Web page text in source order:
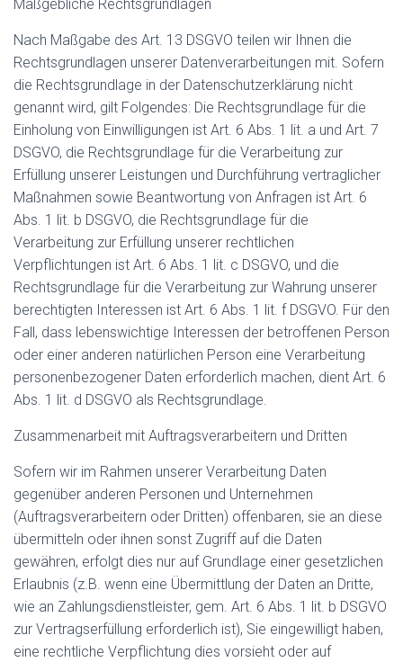
Maßgebliche Rechtsgrundlagen
Nach Maßgabe des Art. 13 DSGVO teilen wir Ihnen die
Rechtsgrundlagen unserer Datenverarbeitungen mit. Sofern
die Rechtsgrundlage in der Datenschutzerklärung nicht
genannt wird, gilt Folgendes: Die Rechtsgrundlage für die
Einholung von Einwilligungen ist Art. 6 Abs. 1 lit. a und Art. 7
DSGVO, die Rechtsgrundlage für die Verarbeitung zur
Erfüllung unserer Leistungen und Durchführung vertraglicher
Maßnahmen sowie Beantwortung von Anfragen ist Art. 6
Abs. 1 lit. b DSGVO, die Rechtsgrundlage für die
Verarbeitung zur Erfüllung unserer rechtlichen
Verpflichtungen ist Art. 6 Abs. 1 lit. c DSGVO, und die
Rechtsgrundlage für die Verarbeitung zur Wahrung unserer
berechtigten Interessen ist Art. 6 Abs. 1 lit. f DSGVO. Für den
Fall, dass lebenswichtige Interessen der betroffenen Person
oder einer anderen natürlichen Person eine Verarbeitung
personenbezogener Daten erforderlich machen, dient Art. 6
Abs. 1 lit. d DSGVO als Rechtsgrundlage.
Zusammenarbeit mit Auftragsverarbeitern und Dritten
Sofern wir im Rahmen unserer Verarbeitung Daten
gegenüber anderen Personen und Unternehmen
(Auftragsverarbeitern oder Dritten) offenbaren, sie an diese
übermitteln oder ihnen sonst Zugriff auf die Daten
gewähren, erfolgt dies nur auf Grundlage einer gesetzlichen
Erlaubnis (z.B. wenn eine Übermittlung der Daten an Dritte,
wie an Zahlungsdienstleister, gem. Art. 6 Abs. 1 lit. b DSGVO
zur Vertragserfüllung erforderlich ist), Sie eingewilligt haben,
eine rechtliche Verpflichtung dies vorsieht oder auf